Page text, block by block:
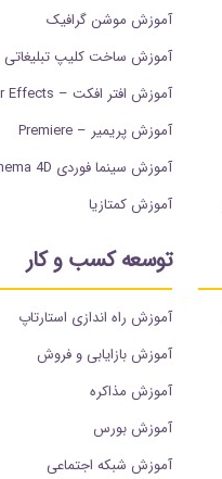
آموزش موشن گرافیک
آموزش ساخت کلیپ تبلیغاتی
آموزش افتر افکت – After Effects
آموزش پریمیر – Premiere
آموزش سینما فوردی Cinema 4D
آموزش کمتازیا
توسعه کسب و کار
آموزش راه اندازی استارتاپ
آموزش بازایابی و فروش
آموزش مذاکره
آموزش بورس
آموزش شبکه اجتماعی